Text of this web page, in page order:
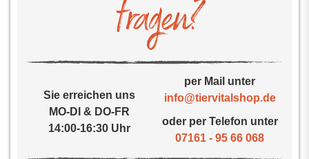
Sie erreichen uns
MO-DI & DO-FR
14:00-16:30 Uhr
per Mail unter
info@tiervitalshop.de
oder per Telefon unter
07161 - 95 66 068